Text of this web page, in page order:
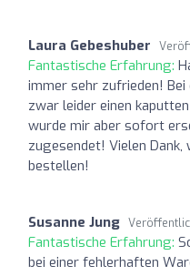
Laura Gebeshuber
Fantastische Erfahrung:
immer sehr zufrieden!
zwar leider einen
wurde mir aber sofort
zugesendet! Vielen
bestellen!
Susanne Jung
Fantastische Erfahrung:
bei einer fehlerhaften